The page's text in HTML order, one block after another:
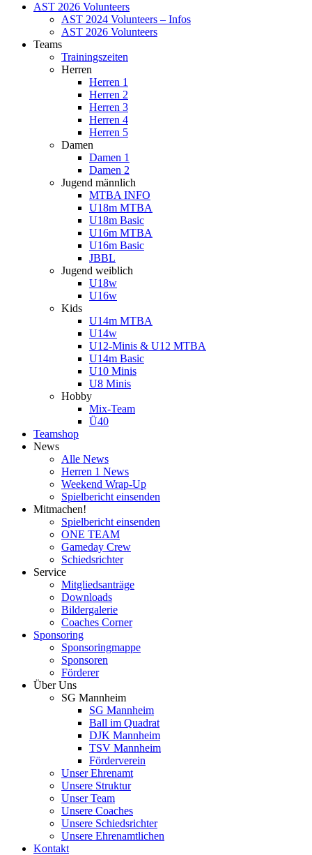
AST 2026 Volunteers
AST 2024 Volunteers – Infos
AST 2026 Volunteers
Teams
Trainingszeiten
Herren
Herren 1
Herren 2
Herren 3
Herren 4
Herren 5
Damen
Damen 1
Damen 2
Jugend männlich
MTBA INFO
U18m MTBA
U18m Basic
U16m MTBA
U16m Basic
JBBL
Jugend weiblich
U18w
U16w
Kids
U14m MTBA
U14w
U12-Minis & U12 MTBA
U14m Basic
U10 Minis
U8 Minis
Hobby
Mix-Team
Ü40
Teamshop
News
Alle News
Herren 1 News
Weekend Wrap-Up
Spielbericht einsenden
Mitmachen!
Spielbericht einsenden
ONE TEAM
Gameday Crew
Schiedsrichter
Service
Mitgliedsanträge
Downloads
Bildergalerie
Coaches Corner
Sponsoring
Sponsoringmappe
Sponsoren
Förderer
Über Uns
SG Mannheim
SG Mannheim
Ball im Quadrat
DJK Mannheim
TSV Mannheim
Förderverein
Unser Ehrenamt
Unsere Struktur
Unser Team
Unsere Coaches
Unsere Schiedsrichter
Unsere Ehrenamtlichen
Kontakt